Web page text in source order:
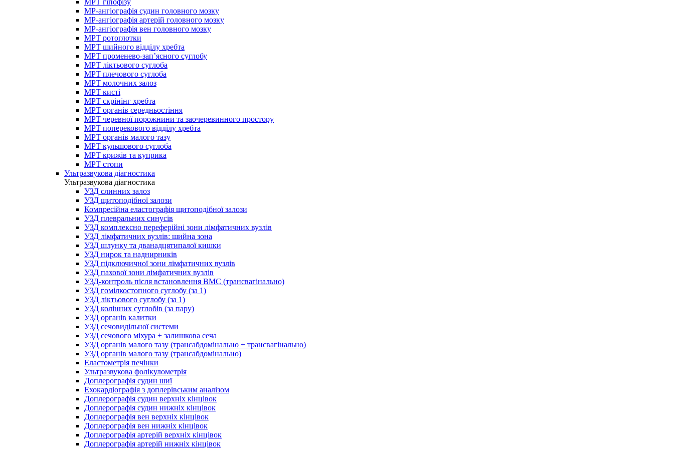
МРТ гіпофізу
МР-ангіографія судин головного мозку
МР-ангіографія артерій головного мозку
МР-ангіографія вен головного мозку
МРТ ротоглотки
МРТ шийного відділу хребта
МРТ променево-зап’ясного суглобу
МРТ ліктьового суглоба
МРТ плечового суглоба
МРТ молочних залоз
МРТ кисті
МРТ скрінінг хребта
МРТ органів середньостіння
МРТ черевної порожнини та заочеревинного простору
МРТ поперекового відділу хребта
МРТ органів малого тазу
МРТ кульшового суглоба
МРТ крижів та куприка
МРТ стопи
Ультразвукова діагностика
Ультразвукова діагностика
УЗД слинних залоз
УЗД щитоподібної залози
Компресійна еластографія щитоподібної залози
УЗД плевральних синусів
УЗД комплексно переферійні зони лімфатичних вузлів
УЗД лімфатичних вузлів: шийна зона
УЗД шлунку та дванадцятипалої кишки
УЗД нирок та наднирників
УЗД підключичної зони лімфатичних вузлів
УЗД пахової зони лімфатичних вузлів
УЗД-контроль після встановлення ВМС (трансвагінально)
УЗД гомілкостопного суглобу (за 1)
УЗД ліктьового суглобу (за 1)
УЗД колінних суглобів (за пару)
УЗД органів калитки
УЗД сечовидільної системи
УЗД сечового міхура + залишкова сеча
УЗД органів малого тазу (трансабдомінально + трансвагінально)
УЗД органів малого тазу (трансабдомінально)
Еластометрія печінки
Ультразвукова фолікулометрія
Доплерографія судин шиї
Ехокардіографія з доплерівським аналізом
Доплерографія судин верхніх кінцівок
Доплерографія судин нижніх кінцівок
Доплерографія вен верхніх кінцівок
Доплерографія вен нижніх кінцівок
Доплерографія артерій верхніх кінцівок
Доплерографія артерій нижніх кінцівок